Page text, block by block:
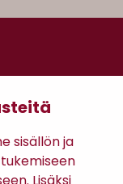
sisällön ja